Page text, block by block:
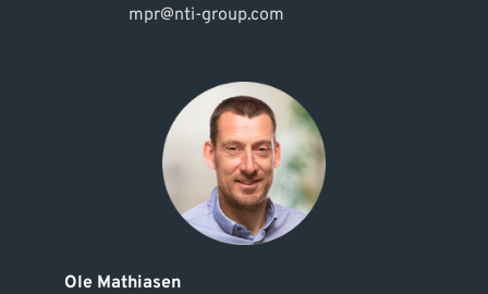
mpr@nti-group.com
Ole Mathiasen